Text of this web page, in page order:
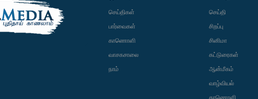
செய்திகள்
பார்வைகள்
காணொளி
வாசகசாலை
நாம்
செய்தி
சிறப்பு
சினிமா
கட்டுரைகள்
ஆன்மீகம்
வாழ்வியல்
காணொளி